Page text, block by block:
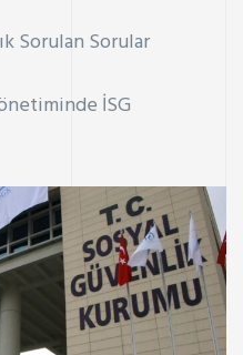
Sorulan Sorular
İSG